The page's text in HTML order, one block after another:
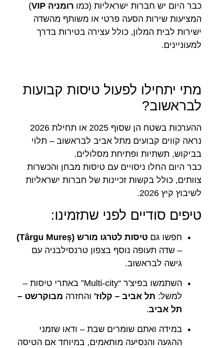
כבר היום יש חברות ישראליות (כמו רומניה VIP
)
המציעות שירות הסעה פרטי או משותף מהשדה
ישירות לבית המלון, כולל עצירה בטירות בדרך
למעוניינים.
מתי יתחילו לפעול טיסות קבועות
לבראשוב?
ההערכות בשטח הן שסוף 2025 או תחילת 2026
נראה קווים קבועים מתל אביב לבראשוב – תלוי
בביקוש, תשתיות ופתיחת מסלולים.
כבר היום החלו ניסויים עם טיסות מבחן והכשרות
צוותים, כולל בקשות זכיינות של חברות ישראליות
לשיבוץ קיץ 2026.
טיפים סודיים לפני שתזמינו:
חפשו גםטיסות לטרגו מורש (Târgu Mureș)
– שדה תעופה נוסף בצפון טרנסילבניה עם
גישה לבראשוב.
השתמשו בפיצ'ר “Multi-city” באתרי טיסות –
למשל: תל אביב – קלוז' והחזרה מבוקרשט –
תל אביב.
במידה ואתם שומרים שבת – ודאו שזמני
ההגעה והנסיעה מותאמים, במיוחד אם הטיסה